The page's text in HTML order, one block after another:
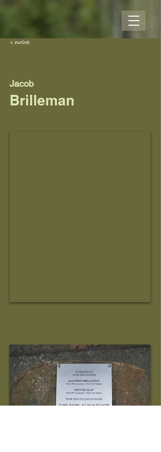
< zurück
Jacob
Brilleman